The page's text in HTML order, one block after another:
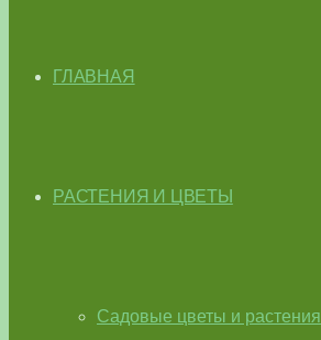
ГЛАВНАЯ
РАСТЕНИЯ И ЦВЕТЫ
Садовые цветы и растения